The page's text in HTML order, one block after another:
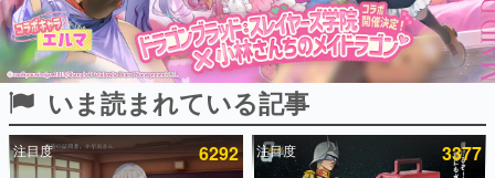
ピックアップ
いま読まれている記事
注目度 6292 注目度 3377